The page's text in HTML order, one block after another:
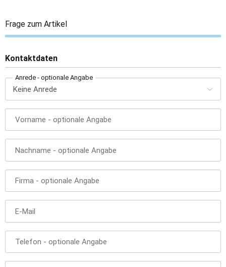
Frage zum Artikel
Kontaktdaten
Anrede - optionale Angabe
Vorname - optionale Angabe
Nachname - optionale Angabe
Firma - optionale Angabe
E-Mail
Telefon - optionale Angabe